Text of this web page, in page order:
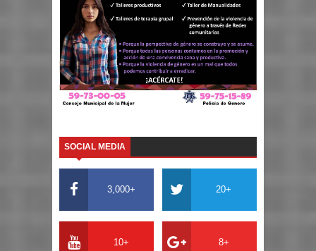
SOCIAL MEDIA
3,000+ 20+
10+ 8+